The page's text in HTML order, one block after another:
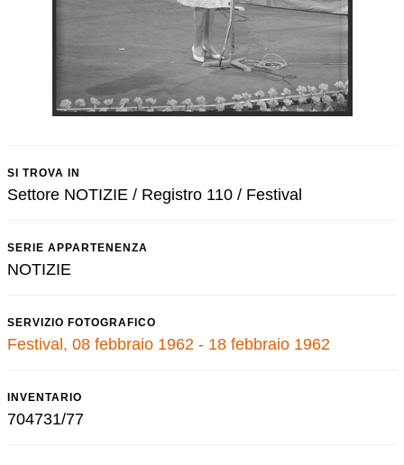
SI TROVA IN
Settore NOTIZIE / Registro 110 / Festival
SERIE APPARTENENZA
NOTIZIE
SERVIZIO FOTOGRAFICO
Festival, 08 febbraio 1962 - 18 febbraio 1962
INVENTARIO
704731/77